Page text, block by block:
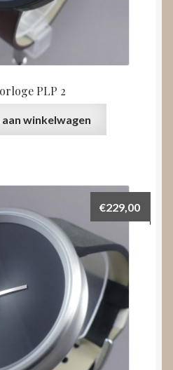
PLP 2
winkelwagen
€229,00